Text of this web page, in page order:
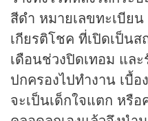
สีดำ หมายเลขทะเบีย
เกียรติโชค ที่เปิดเป็นส
เดือนช่วงปิดเทอม แล
ปกครองไปทำงาน เบื้
จะเป็นเด็กใจแตก หรื